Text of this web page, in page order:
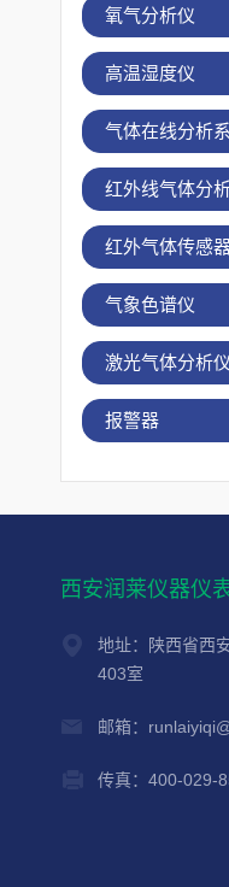
氧气分析仪
高温湿度仪
气体在线分析
红外线气体分
红外气体传感
气象色谱仪
激光气体分析仪
报警器
西安润莱仪器仪
地址：陕西省西
403室
邮箱：
传真：400-029-